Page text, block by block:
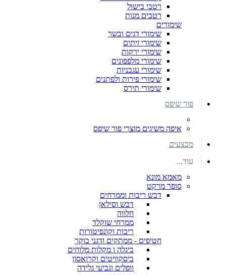
רטבי בישול
רטבים מנות
שימורים
שימורי דגים ובשר
שימורי זיתים
שימורי ירקות
שימורי מלפפונים
שימורי עגבניות
שימורי פירות ולפתנים
שימורי תירס
פור שיפס
איפה משיגים מוצרי פור שיפס
מבצעים
עוד...
מאמא מונא
סופר מרקט
דבש ריבות וממרחים
דבש וסילאן
חלווה
ממרחי שוקלד
ריבות וקונפיטורות
חטיפים - ממתקים ודגני בוקר
ביגלה ו מקלות מלוחים
ביסקוויטים וקרואסון
וופלים וגביעי גלידה